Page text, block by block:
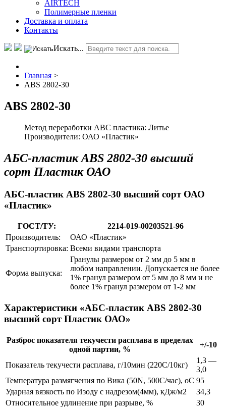
AIRTECH
Полимерные пленки
Доставка и оплата
Контакты
Искать...
Главная >
ABS 2802-30
ABS 2802-30
Метод переработки ABC пластика: Литье
Производители: ОАО «Пластик»
АБС-пластик ABS 2802-30 высший
сорт Пластик ОАО
АБС-пластик ABS 2802-30 высший сорт ОАО
«Пластик»
ГОСТ/ТУ:
2214-019-00203521-96
Производитель:
ОАО «Пластик»
Транспортировка: Всеми видами транспорта
Форма выпуска:
Гранулы размером от 2 мм до 5 мм в
любом направлении. Допускается не более
1% гранул размером от 5 мм до 8 мм и не
более 1% гранул размером от 1-2 мм
Характеристики «АБС-пластик ABS 2802-30
высший сорт Пластик ОАО»
Разброс показателя текучести расплава в пределах
одной партии, %
+/-10
Показатель текучести расплава, г/10мин (220С/10кг)
1,3 —
3,0
Температура размягчения по Вика (50N, 500С/час), оС 95
Ударная вязкость по Изоду с надрезом(4мм), кДж/м2
34,3
Относительное удлинение при разрыве, %
30